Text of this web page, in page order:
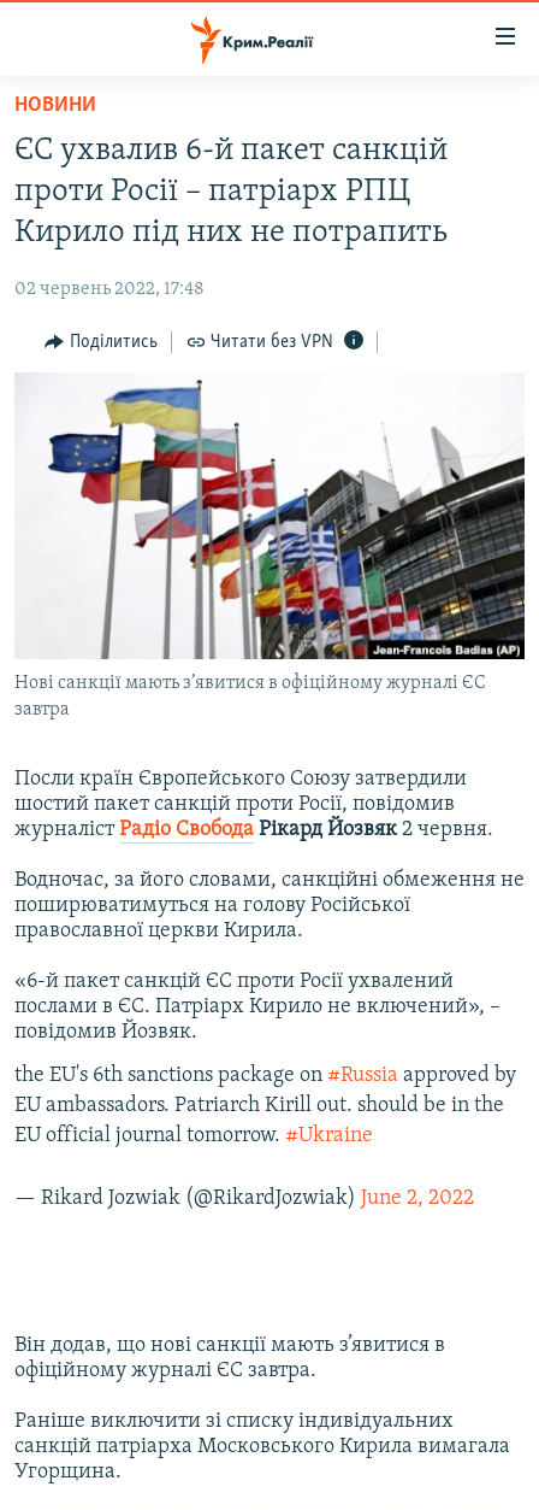
Перейти
основного
матеріалу
Перейти
до
основної
навігації
Перейти
до
ВОДА.КРИМ
ВІДЕО ТА ФОТО
БЛОГИ
ПОГЛЯД
ВСЕ ЗА ДЕНЬ
СПЕЦПРОЕКТИ
ДЕПОРТАЦІЯ
ВІДЕОУРОКИ «ELIFBE»
СВІДЧЕННЯ ОКУПАЦІЇ
УКРАЇНСЬКА ПРОБЛЕМА КРИМУ
ІНФОГРАФІКА
ЯК ОБІЙТИ БЛОКУВАННЯ
Qırımtatar
ДОЛУЧАЙСЯ!
Усі сайти RFE/RL
НОВИНИ
ЄС ухвалив 6-й пакет санкцій
проти Росії – патріарх РПЦ
Кирило під них не потрапить
02 червень 2022, 17:48
Поділитись Читати без VPN
Нові санкції мають з’явитися в офіційному журналі ЄС
завтра
Посли країн Європейського Союзу затвердили
шостий пакет санкцій проти Росії, повідомив
журналістРадіо Свобода Рікард Йозвяк2 червня.
Водночас, за його словами, санкційні обмеження не
поширюватимуться на голову Російської
православної церкви Кирила.
«6-й пакет санкцій ЄС проти Росії ухвалений
послами в ЄС. Патріарх Кирило не включений», –
повідомив Йозвяк.
the EU's 6th sanctions package on #Russia approved by
EU ambassadors. Patriarch Kirill out. should be in the
EU official journal tomorrow. #Ukraine
— Rikard Jozwiak (@RikardJozwiak) June 2, 2022
Він додав, що нові санкції мають з’явитися в
офіційному журналі ЄС завтра.
Раніше виключити зі списку індивідуальних
санкцій патріарха Московського Кирила вимагала
Угорщина.